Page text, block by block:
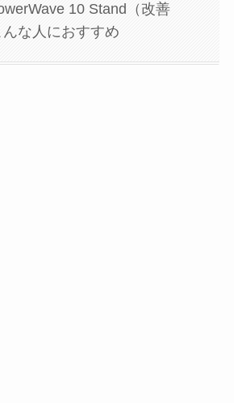
10 Stand（改善
な人におすすめ